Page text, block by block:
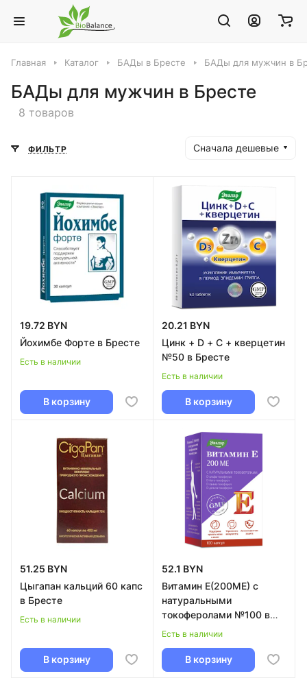
Главная Каталог БАДы в Бресте БАДы для мужчин в
БАДы для мужчин в Бресте
8 товаров
ФИЛЬТР Сначала дешевые
19.72 BYN
Йохимбе Форте в Бресте
Есть в наличии
В корзину
20.21 BYN
Цинк + D + C + кверцетин
№50 в Бресте
Есть в наличии
В корзину
51.25 BYN
Цыгапан кальций 60 капс
в Бресте
Есть в наличии
В корзину
52.1 BYN
Витамин Е(200МЕ) с
натуральными
токоферолами №100 в
Бресте
Есть в наличии
В корзину